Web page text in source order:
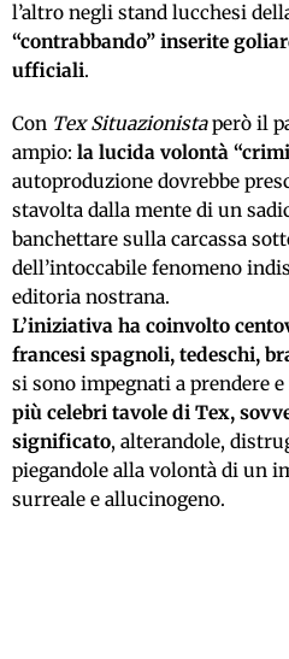
l’altro negli stand lucchesi
“contrabbando” inserite
ufficiali.
Con Tex Situazionistaperò il
ampio: la lucida volontà
autoproduzione dovrebbe
stavolta dalla mente di un
banchettare sulla carcassa
dell’intoccabile fenomeno
editoria nostrana.
L’iniziativa ha coinvolto
francesi spagnoli, tedeschi,
si sono impegnati a prendere e
più celebri tavole di Tex,
significato, alterandole,
piegandole alla volontà di un
surreale e allucinogeno.